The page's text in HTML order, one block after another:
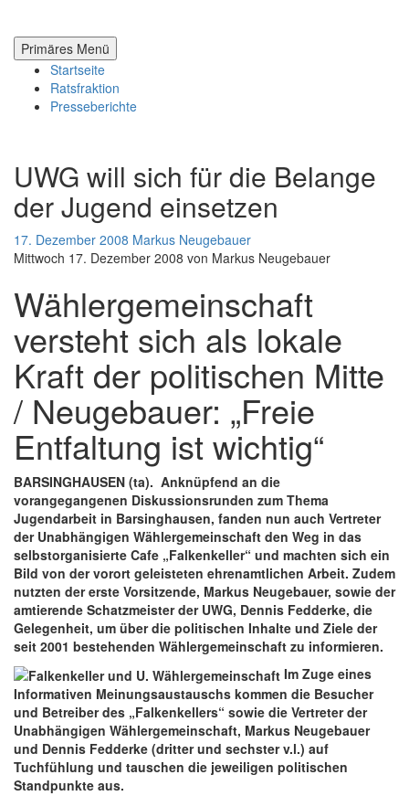
springen
Primäres Menü
Startseite
Ratsfraktion
Presseberichte
UWG will sich für die Belange
der Jugend einsetzen
17. Dezember 2008 Markus Neugebauer
Mittwoch 17. Dezember 2008 von Markus Neugebauer
Wählergemeinschaft
versteht sich als lokale
Kraft der politischen Mitte
/ Neugebauer: „Freie
Entfaltung ist wichtig“
BARSINGHAUSEN (ta). Anknüpfend an die
vorangegangenen Diskussionsrunden zum Thema
Jugendarbeit in Barsinghausen, fanden nun auch Vertreter
der Unabhängigen Wählergemeinschaft den Weg in das
selbstorganisierte Cafe „Falkenkeller“ und machten sich ein
Bild von der vorort geleisteten ehrenamtlichen Arbeit. Zudem
nutzten der erste Vorsitzende, Markus Neugebauer, sowie der
amtierende Schatzmeister der UWG, Dennis Fedderke, die
Gelegenheit, um über die politischen Inhalte und Ziele der
seit 2001 bestehenden Wählergemeinschaft zu informieren.
Im Zuge eines
Informativen Meinungsaustauschs kommen die Besucher
und Betreiber des „Falkenkellers“ sowie die Vertreter der
Unabhängigen Wählergemeinschaft, Markus Neugebauer
und Dennis Fedderke (dritter und sechster v.l.) auf
Tuchfühlung und tauschen die jeweiligen politischen
Standpunkte aus.